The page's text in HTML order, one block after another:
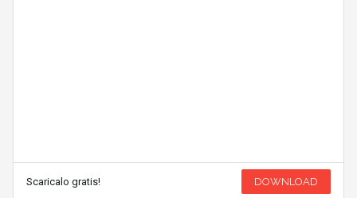
Scaricalo gratis! DOWNLOAD